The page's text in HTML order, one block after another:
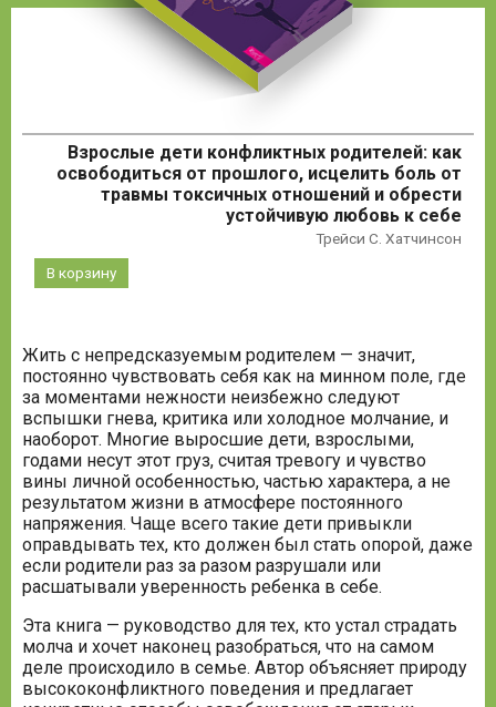
Взрослые дети конфликтных родителей: как
освободиться от прошлого, исцелить боль от
травмы токсичных отношений и обрести
устойчивую любовь к себе
Трейси С. Хатчинсон
В корзину
Жить с непредсказуемым родителем — значит,
постоянно чувствовать себя как на минном поле, где
за моментами нежности неизбежно следуют
вспышки гнева, критика или холодное молчание, и
наоборот. Многие выросшие дети, взрослыми,
годами несут этот груз, считая тревогу и чувство
вины личной особенностью, частью характера, а не
результатом жизни в атмосфере постоянного
напряжения. Чаще всего такие дети привыкли
оправдывать тех, кто должен был стать опорой, даже
если родители раз за разом разрушали или
расшатывали уверенность ребенка в себе.
Эта книга — руководство для тех, кто устал страдать
молча и хочет наконец разобраться, что на самом
деле происходило в семье. Автор объясняет природу
высококонфликтного поведения и предлагает